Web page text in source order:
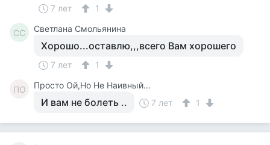
7 лет 1
СС Светлана Смольянина
Хорошо...оставлю,,,всего Вам хорошего
7 лет 1
ПО Просто Ой,Но Не Наивный...
И вам не болеть .. 7 лет 1